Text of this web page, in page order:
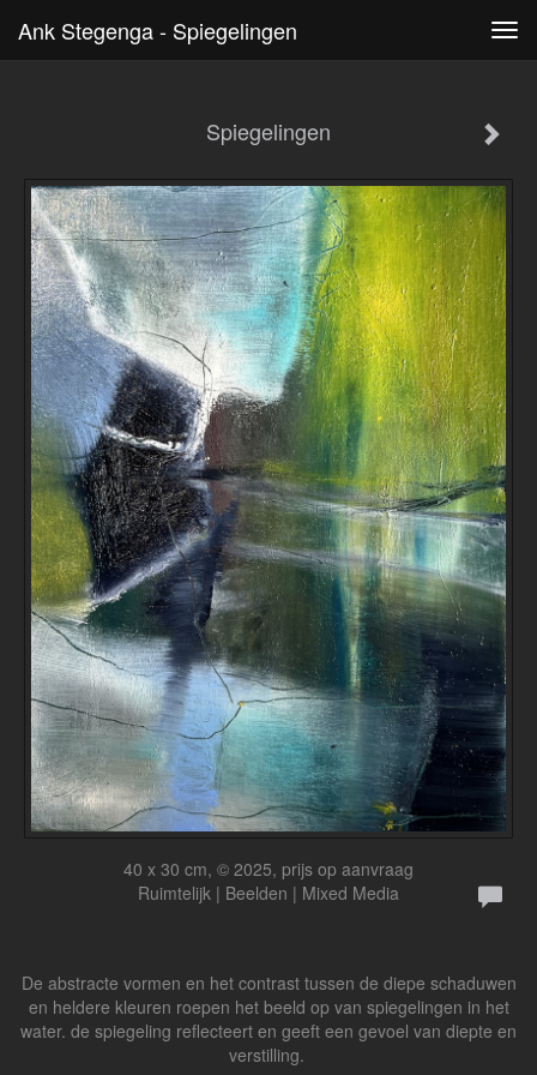
Ank Stegenga - Spiegelingen
Spiegelingen
40 x 30 cm, © 2025, prijs op aanvraag
Ruimtelijk | Beelden | Mixed Media
De abstracte vormen en het contrast tussen de diepe schaduwen
en heldere kleuren roepen het beeld op van spiegelingen in het
water. de spiegeling reflecteert en geeft een gevoel van diepte en
verstilling.